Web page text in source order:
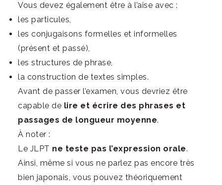
Vous devez également être à l’aise avec :
les particules,
les conjugaisons formelles et informelles
(présent et passé),
les structures de phrase,
la construction de textes simples.
Avant de passer l’examen, vous devriez être
capable de lire et écrire des phrases et
passages de longueur moyenne.
À noter :
Le JLPT ne teste pas l’expression orale.
Ainsi, même si vous ne parlez pas encore très
bien japonais, vous pouvez théoriquement